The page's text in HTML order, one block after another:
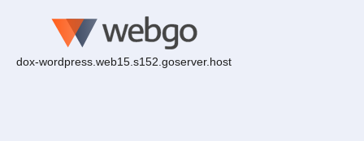
dox-wordpress.web15.s152.goserver.host